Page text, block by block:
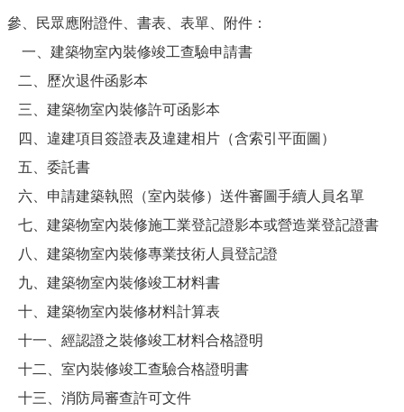
參、民眾應附證件、書表、表單、附件：
一、建築物室內裝修竣工查驗申請書
二、歷次退件函影本
三、建築物室內裝修許可函影本
四、違建項目簽證表及違建相片（含索引平面圖）
五、委託書
六、申請建築執照（室內裝修）送件審圖手續人員名單
七、建築物室內裝修施工業登記證影本或營造業登記證書
八、建築物室內裝修專業技術人員登記證
九、建築物室內裝修竣工材料書
十、建築物室內裝修材料計算表
十一、經認證之裝修竣工材料合格證明
十二、室內裝修竣工查驗合格證明書
十三、消防局審查許可文件